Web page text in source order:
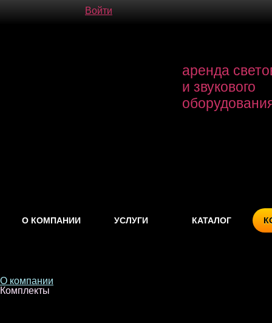
Войти
аренда
и звукового
О КОМПАНИИ УСЛУГИ КАТАЛОГ
О компании
Комплекты